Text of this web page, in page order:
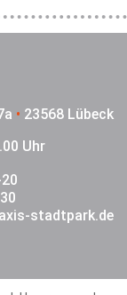
• 23568 Lübeck
Uhr
stadtpark.de